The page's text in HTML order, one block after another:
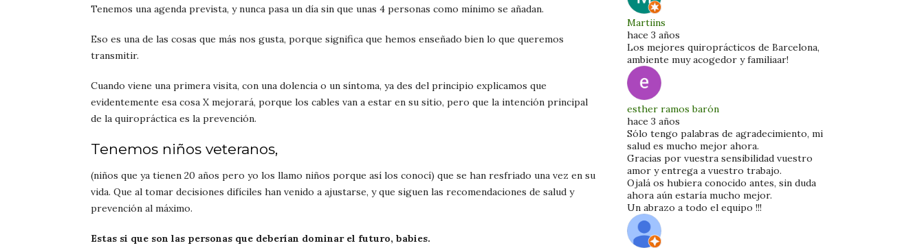
Tenemos una agenda prevista, y nunca pasa un día sin que unas 4 personas como mínimo se añadan.
Eso es una de las cosas que más nos gusta, porque significa que hemos enseñado bien lo que queremos
transmitir.
Cuando viene una primera visita, con una dolencia o un síntoma, ya des del principio explicamos que
evidentemente esa cosa X mejorará, porque los cables van a estar en su sitio, pero que la intención principal
de la quiropráctica es la prevención.
Tenemos niños veteranos,
(niños que ya tienen 20 años pero yo los llamo niños porque así los conocí) que se han resfriado una vez en su
vida. Que al tomar decisiones difíciles han venido a ajustarse, y que siguen las recomendaciones de salud y
prevención al máximo.
Estas si que son las personas que deberían dominar el futuro, babies.
Martiins
hace 3 años
Los mejores quiroprácticos de Barcelona,
ambiente muy acogedor y familiaar!
esther ramos barón
hace 3 años
Sólo tengo palabras de agradecimiento, mi
salud es mucho mejor ahora.
Gracias por vuestra sensibilidad vuestro
amor y entrega a vuestro trabajo.
Ojalá os hubiera conocido antes, sin duda
ahora aún estaría mucho mejor.
Un abrazo a todo el equipo !!!